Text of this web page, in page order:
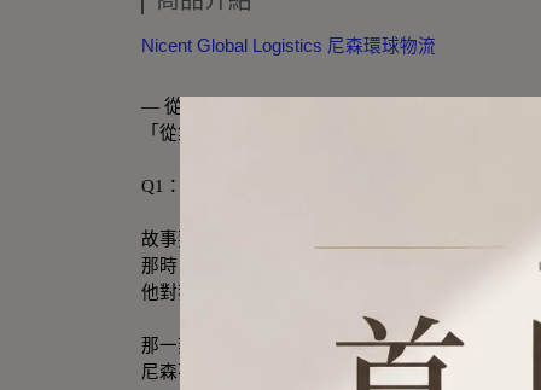
Nicent Global Logistics 尼森環球物流
— 從紐約
「從集運到選品，尼森送的不是貨，是信任。」
Q1：尼森是怎麼開始的？
故事要從
那時，一位台灣留學生要寄母親節禮物回家，
他對我們說：「拜託一定要幫我送到，這箱是要
那一刻我們明白——
尼森不只是運貨，更是在傳遞思念與感情。